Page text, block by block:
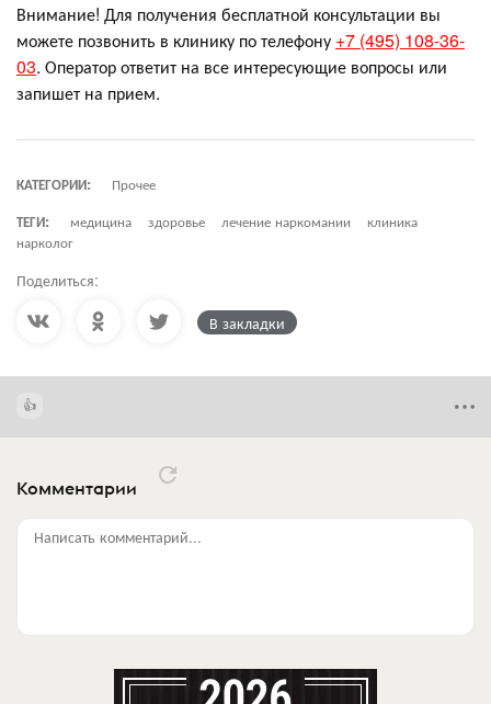
Внимание! Для получения бесплатной консультации вы
можете позвонить в клинику по телефону +7 (495) 108-36-
03. Оператор ответит на все интересующие вопросы или
запишет на прием.
КАТЕГОРИИ:
Прочее
ТЕГИ:
медицина здоровье лечение наркомании
клиника
нарколог
Поделиться:
В закладки
Комментарии
Написать комментарий...